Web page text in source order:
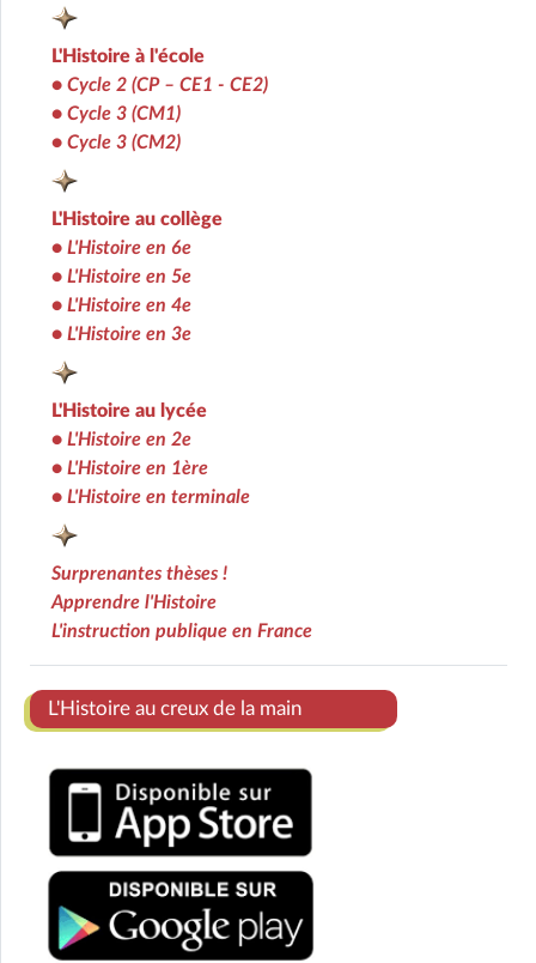
L'Histoire à l'école
• Cycle 2 (CP – CE1 - CE2)
• Cycle 3 (CM1)
• Cycle 3 (CM2)
L'Histoire au collège
• L'Histoire en 6e
• L'Histoire en 5e
• L'Histoire en 4e
• L'Histoire en 3e
L'Histoire au lycée
• L'Histoire en 2e
• L'Histoire en 1ère
• L'Histoire en terminale
Surprenantes thèses !
Apprendre l'Histoire
L'instruction publique en France
L'Histoire au creux de la main